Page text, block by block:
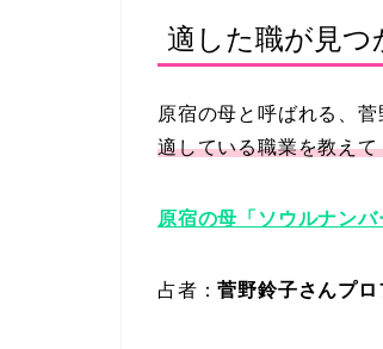
適した職が見つ
原宿の母と呼ばれる、
適している職業を教えて
原宿の母「ソウルナン
占者：菅野鈴子さんプロ